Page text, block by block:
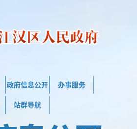
政府信息公开 办事服务
站群导航